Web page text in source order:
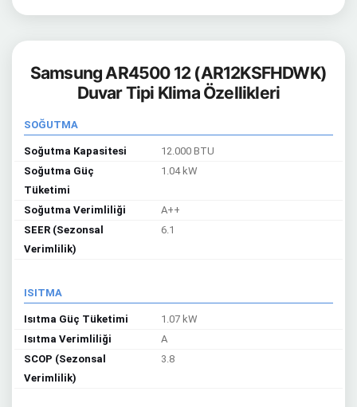
Samsung AR4500 12 (AR12KSFHDWK)
Duvar Tipi Klima Özellikleri
SOĞUTMA
Soğutma Kapasitesi
12.000 BTU
Soğutma Güç
Tüketimi
1.04 kW
Soğutma Verimliliği
A++
SEER (Sezonsal
Verimlilik)
6.1
ISITMA
Isıtma Güç Tüketimi
1.07 kW
Isıtma Verimliliği
A
SCOP (Sezonsal
Verimlilik)
3.8